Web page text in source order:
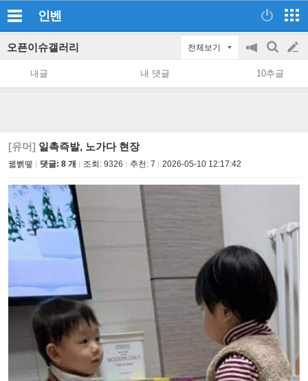
인벤
오픈이슈갤러리 전체보기
공
지
on/off
검
색
글
쓰
내글 내 댓글 10추글
[유머] 일촉즉발, 노가다 현장
꿻뻵뗗 댓글: 8 개 조회: 9326 추천: 7 2026-05-10 12:17:42